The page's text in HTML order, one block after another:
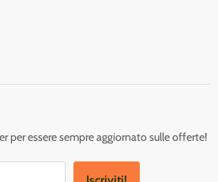
per essere sempre aggiornato sulle offerte!